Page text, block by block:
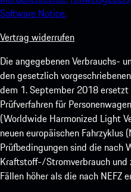
Software Notice.
Vertrag widerrufen
Die angegebenen Verbrauchs-
den gesetzlich
dem 1. September 2018
Prüfverfahren für
(Worldwide Harmonized Light
neuen europäischen Fahrzyklus
Prüfbedingungen sind die nach
Kraftstoff-/Stromverbrauch und
Fällen höher als die nach NEFZ